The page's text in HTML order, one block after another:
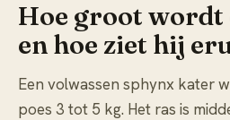
Hoe groot wordt
en hoe ziet hij
Een volwassen sphynx kater
poes 3 tot 5 kg. Het ras is